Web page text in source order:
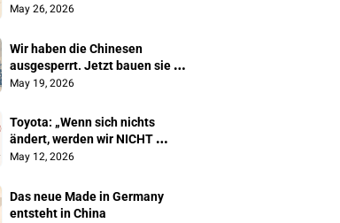
May 26, 2026
Wir haben die Chinesen
ausgesperrt. Jetzt bauen sie
unsere Autos
May 19, 2026
Toyota: „Wenn sich nichts
ändert, werden wir NICHT
überleben"
May 12, 2026
Das neue Made in Germany
entsteht in China